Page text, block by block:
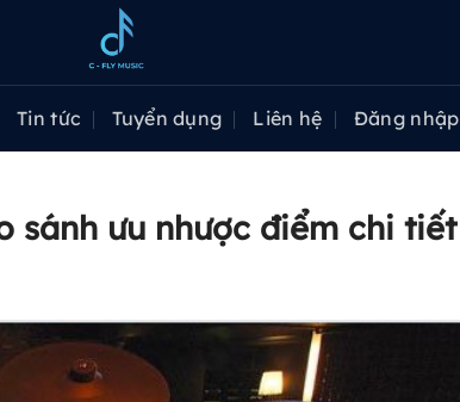
Tin tức Tuyển dụng Liên hệ Đăng nhập
sánh ưu nhược điểm chi tiết